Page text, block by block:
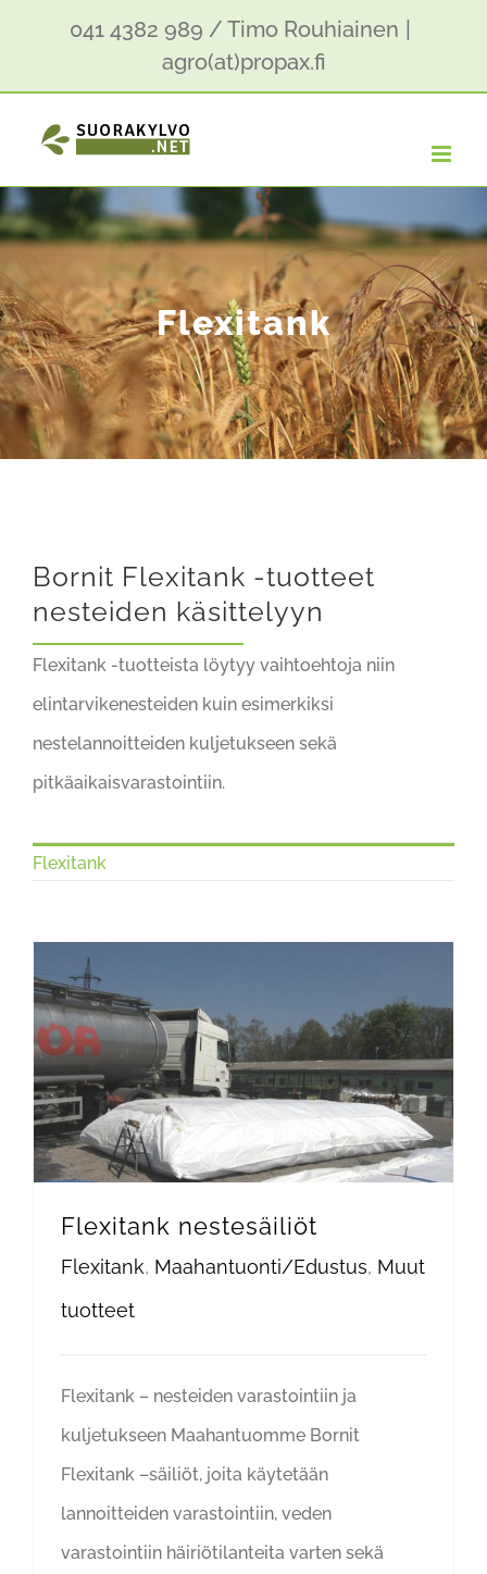
content
041 4382 989 / Timo Rouhiainen
agro(at)propax.fi
Flexitank
Bornit Flexitank -tuotteet
nesteiden käsittelyyn
Flexitank -tuotteista löytyy vaihtoehtoja niin
elintarvikenesteiden kuin esimerkiksi
nestelannoitteiden kuljetukseen sekä
pitkäaikaisvarastointiin.
Flexitank
Flexitank nestesäiliöt
Flexitank, Maahantuonti/Edustus, Muut
tuotteet
Flexitank – nesteiden varastointiin ja
kuljetukseen Maahantuomme Bornit
Flexitank –säiliöt, joita käytetään
lannoitteiden varastointiin, veden
varastointiin häiriötilanteita varten sekä